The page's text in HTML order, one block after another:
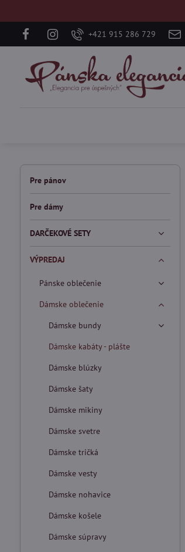
+421 915 286 729
Pre pánov
Pre dámy
DARČEKOVÉ SETY
VÝPREDAJ
Pánske oblečenie
Dámske oblečenie
Dámske bundy
Dámske kabáty - plášte
Dámske blúzky
Dámske šaty
Dámske mikiny
Dámske svetre
Dámske tričká
Dámske vesty
Dámske nohavice
Dámske košele
Dámske súpravy